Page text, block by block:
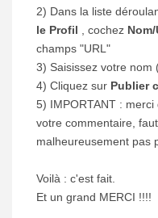
2) Dans la liste
le Profil
, cochez Nom/
champs "URL"
3) Saisissez votre nom
4) Cliquez sur Publier
5) IMPORTANT :
votre commentaire,
malheureusement pas
Voilà : c'est fait.
Et un grand MERCI !!!!